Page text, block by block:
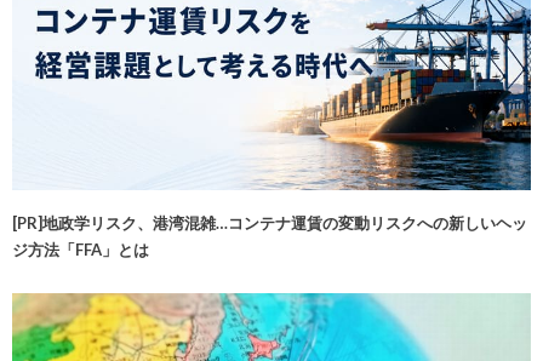
[PR]地政学リスク、港湾混雑…コンテナ運賃の変動リスクへの新しいヘッ
ジ方法「FFA」とは